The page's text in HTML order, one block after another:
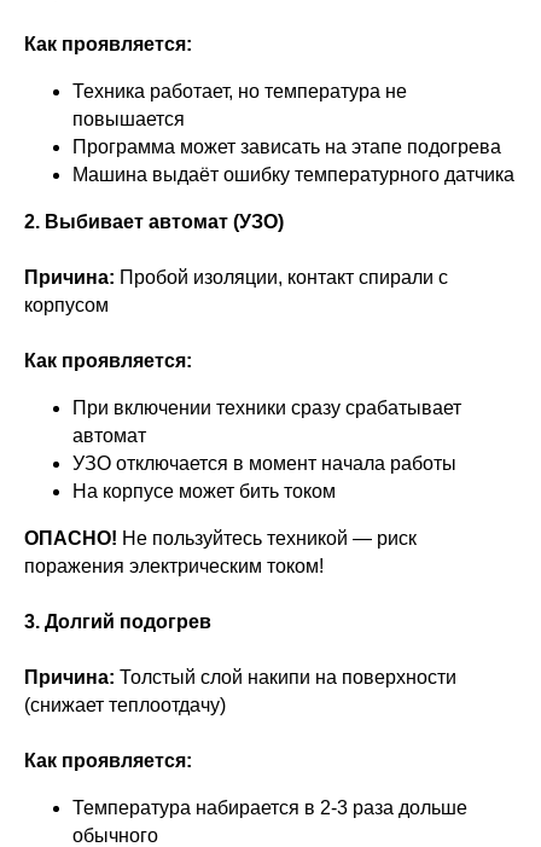
Как проявляется:
Техника работает, но температура не
повышается
Программа может зависать на этапе подогрева
Машина выдаёт ошибку температурного датчика
2. Выбивает автомат (УЗО)
Причина: Пробой изоляции, контакт спирали с
корпусом
Как проявляется:
При включении техники сразу срабатывает
автомат
УЗО отключается в момент начала работы
На корпусе может бить током
ОПАСНО! Не пользуйтесь техникой — риск
поражения электрическим током!
3. Долгий подогрев
Причина: Толстый слой накипи на поверхности
(снижает теплоотдачу)
Как проявляется:
Температура набирается в 2-3 раза дольше
обычного